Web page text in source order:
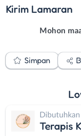
Kirim Lamaran
Mohon
Simpan
Dibutuhkan
Terapis